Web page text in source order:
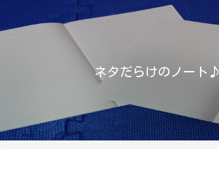
ネタだらけのノート♪